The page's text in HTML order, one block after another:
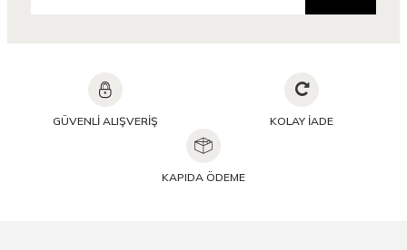
GÜVENLİ ALIŞVERİŞ KOLAY İADE
KAPIDA ÖDEME